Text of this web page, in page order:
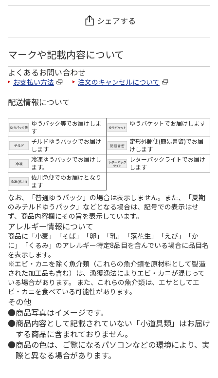
シェアする
マークや記載内容について
よくあるお問い合わせ
お支払い方法 注文のキャンセルについて
配送情報について
ゆうパック等でお届けしま
す
ゆうパケットでお届けします
チルドゆうパックでお届け
します
定形外郵便(簡易書留)でお届
けします
冷凍ゆうパックでお届けし
ます。
レターパックライトでお届け
します
佐川急便でのお届けとなり
ます
なお、「普通ゆうパック」の場合は表示しません。また、「夏期
のみチルドゆうパック」などとなる場合は、記号での表示はせ
ず、商品内容欄にその旨を表示しています。
アレルギー情報について
商品に「小麦」「そば」「卵」「乳」「落花生」「えび」「か
に」「くるみ」のアレルギー特定8品目を含んでいる場合に品目名
を表示します。
※エビ・カニを除く魚介類（これらの魚介類を原材料として製造
された加工品も含む）は、漁獲漁法によりエビ・カニが混じって
いる場合があります。 また、これらの魚介類は、エサとしてエ
ビ・カニを食べている可能性があります。
その他
商品写真はイメージです。
商品内容として記載されていない「小道具類」はお届け
する商品に含まれておりません。
商品の色は、ご覧になるパソコンなどの環境により、実
際と異なる場合があります。